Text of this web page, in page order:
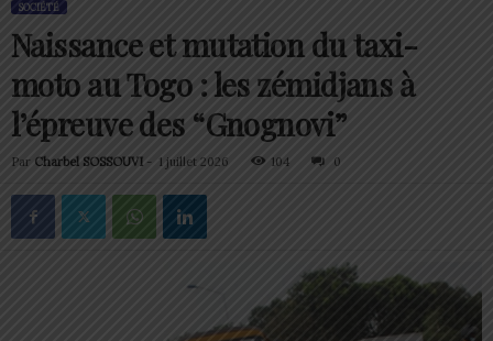
SOCIÉTÉ
Naissance et mutation du taxi-
moto au Togo : les zémidjans à
l’épreuve des “Gnognovi”
Par Charbel SOSSOUVI - 1 juillet 2026 104 0